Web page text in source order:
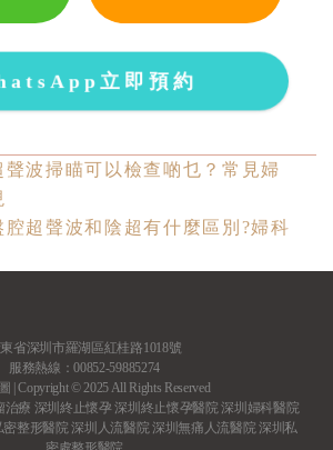
立即預約
聲波掃瞄可以檢查啲乜？常見婦
腔超聲波和陰超有什麼區別?婦科
省深圳市羅湖區紅桂路1018號
服務熱線：00852-59885274
| Copyright © 2025 All Rights Reserved
治療 深圳終止懷孕深圳終止懷孕醫院深圳婦科醫院
密整形醫院深圳人流醫院深圳無痛人流醫院深圳私